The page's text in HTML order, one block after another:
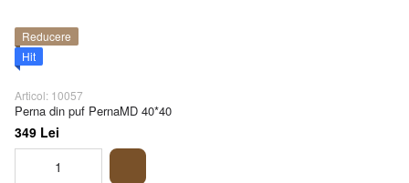
Reducere
Hit
Articol: 10057
Perna din puf PernaMD 40*40
349 Lei